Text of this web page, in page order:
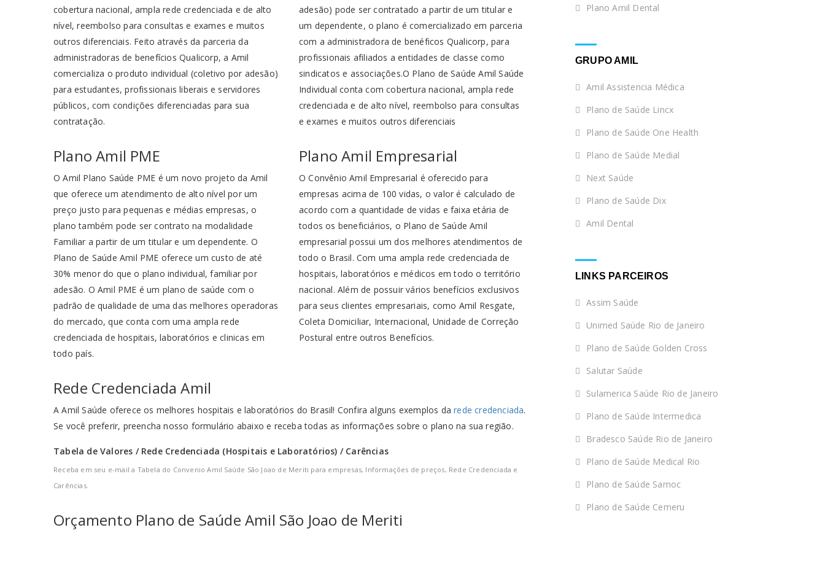
cobertura nacional, ampla rede credenciada e de alto
nível, reembolso para consultas e exames e muitos
outros diferenciais. Feito através da parceria da
administradoras de benefícios Qualicorp, a Amil
comercializa o produto individual (coletivo por adesão)
para estudantes, profissionais liberais e servidores
públicos, com condições diferenciadas para sua
contratação.
adesão) pode ser contratado a partir de um titular e
um dependente, o plano é comercializado em parceria
com a administradora de benéficos Qualicorp, para
profissionais afiliados a entidades de classe como
sindicatos e associações.O Plano de Saúde Amil Saúde
Individual conta com cobertura nacional, ampla rede
credenciada e de alto nível, reembolso para consultas
e exames e muitos outros diferenciais
Plano Amil PME
O Amil Plano Saúde PME é um novo projeto da Amil
que oferece um atendimento de alto nível por um
preço justo para pequenas e médias empresas, o
plano também pode ser contrato na modalidade
Familiar a partir de um titular e um dependente. O
Plano de Saúde Amil PME oferece um custo de até
30% menor do que o plano individual, familiar por
adesão. O Amil PME é um plano de saúde com o
padrão de qualidade de uma das melhores operadoras
do mercado, que conta com uma ampla rede
credenciada de hospitais, laboratórios e clinicas em
todo país.
Plano Amil Empresarial
O Convênio Amil Empresarial é oferecido para
empresas acima de 100 vidas, o valor é calculado de
acordo com a quantidade de vidas e faixa etária de
todos os beneficiários, o Plano de Saúde Amil
empresarial possui um dos melhores atendimentos de
todo o Brasil. Com uma ampla rede credenciada de
hospitais, laboratórios e médicos em todo o território
nacional. Além de possuir vários benefícios exclusivos
para seus clientes empresariais, como Amil Resgate,
Coleta Domiciliar, Internacional, Unidade de Correção
Postural entre outros Benefícios.
Rede Credenciada Amil
A Amil Saúde oferece os melhores hospitais e laboratórios do Brasil! Confira alguns exemplos darede credenciada.
Se você preferir, preencha nosso formulário abaixo e receba todas as informações sobre o plano na sua região.
Tabela de Valores / Rede Credenciada (Hospitais e Laboratórios) / Carências
Receba em seu e-mail a Tabela do Convenio Amil Saúde São Joao de Meriti para empresas, Informações de preços, Rede Credenciada e
Carências.
Orçamento Plano de Saúde Amil São Joao de Meriti
Plano Amil Dental
GRUPO AMIL
Amil Assistencia Médica
Plano de Saúde Lincx
Plano de Saúde One Health
Plano de Saúde Medial
Next Saúde
Plano de Saúde Dix
Amil Dental
LINKS PARCEIROS
Assim Saúde
Unimed Saúde Rio de Janeiro
Plano de Saúde Golden Cross
Salutar Saúde
Sulamerica Saúde Rio de Janeiro
Plano de Saúde Intermedica
Bradesco Saúde Rio de Janeiro
Plano de Saúde Medical Rio
Plano de Saúde Samoc
Plano de Saúde Cemeru